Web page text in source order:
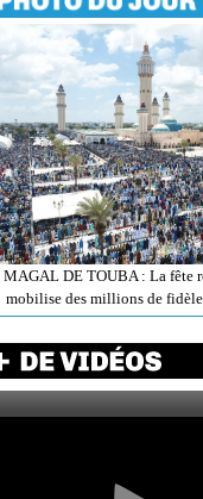
MAGAL DE TOUBA : La fête
mobilise des millions de